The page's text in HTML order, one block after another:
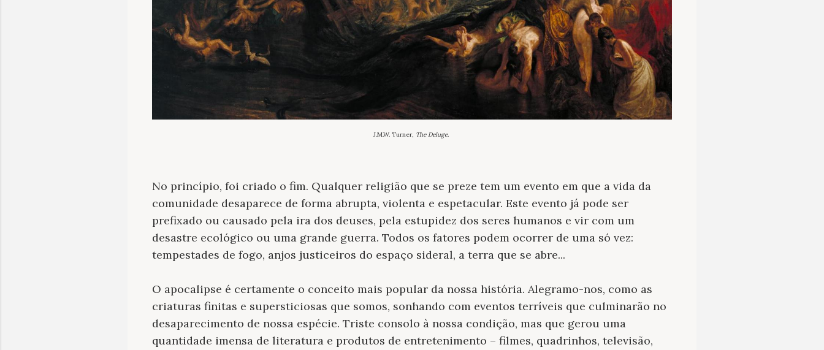
J.M.W. Turner, The Deluge.
No princípio, foi criado o fim. Qualquer religião que se preze tem um evento em que a vida da
comunidade desaparece de forma abrupta, violenta e espetacular. Este evento já pode ser
prefixado ou causado pela ira dos deuses, pela estupidez dos seres humanos e vir com um
desastre ecológico ou uma grande guerra. Todos os fatores podem ocorrer de uma só vez:
tempestades de fogo, anjos justiceiros do espaço sideral, a terra que se abre...
O apocalipse é certamente o conceito mais popular da nossa história. Alegramo-nos, como as
criaturas finitas e supersticiosas que somos, sonhando com eventos terríveis que culminarão no
desaparecimento de nossa espécie. Triste consolo à nossa condição, mas que gerou uma
quantidade imensa de literatura e produtos de entretenimento – filmes, quadrinhos, televisão,